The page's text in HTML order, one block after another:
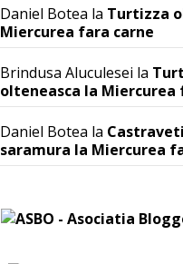
Daniel Botea la Turtizza
Miercurea fara carne
Brindusa Aluculesei la
olteneasca la Miercurea
Daniel Botea la
saramura la Miercurea